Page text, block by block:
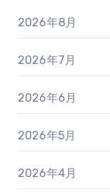
2026年8月
2026年7月
2026年6月
2026年5月
2026年4月